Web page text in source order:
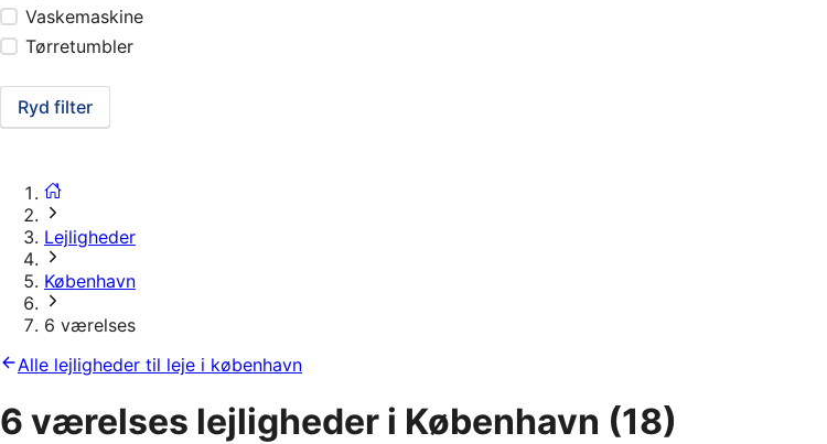
Vaskemaskine
Tørretumbler
Ryd filter
Lejligheder
København
6 værelses
Alle lejligheder til leje i københavn
6 værelses lejligheder i København (18)